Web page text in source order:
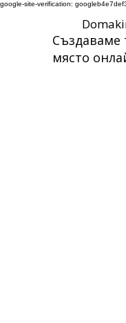
google-site-verification:
Създаваме
място